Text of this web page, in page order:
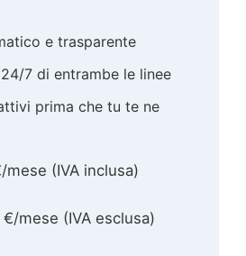
e trasparente
7 di entrambe le linee
prima che tu te ne
mese (IVA inclusa)
mese (IVA esclusa)